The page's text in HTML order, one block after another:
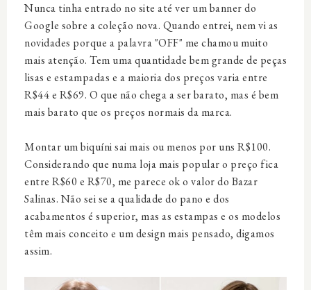
Nunca tinha entrado no site até ver um banner do
Google sobre a coleção nova. Quando entrei, nem vi as
novidades porque a palavra "OFF" me chamou muito
mais atenção. Tem uma quantidade bem grande de peças
lisas e estampadas e a maioria dos preços varia entre
R$44 e R$69. O que não chega a ser barato, mas é bem
mais barato que os preços normais da marca.
Montar um biquíni sai mais ou menos por uns R$100.
Considerando que numa loja mais popular o preço fica
entre R$60 e R$70, me parece ok o valor do Bazar
Salinas. Não sei se a qualidade do pano e dos
acabamentos é superior, mas as estampas e os modelos
têm mais conceito e um design mais pensado, digamos
assim.